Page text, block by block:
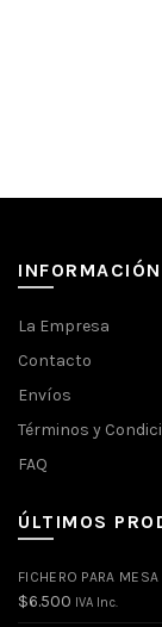
INFORMACIÓN
La Empresa
Contacto
Envíos
Términos y
FAQ
ÚLTIMOS
FICHERO PARA
$6.500 IVA Inc.